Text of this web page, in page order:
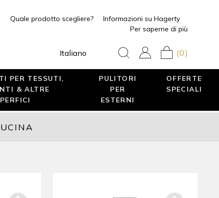
Quale prodotto scegliere?
Informazioni su Hagerty
Per saperne di più
Italiano (0)
PER TESSUTI,
& ALTRE
PULITORI
PER
ESTERNI
OFFERTE
SPECIALI